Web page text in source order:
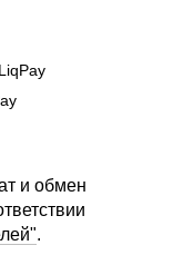
и обмен
.